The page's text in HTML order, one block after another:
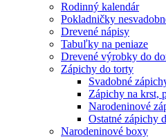
Rodinný kalendár
Pokladničky
Drevené nápisy
Tabuľky na peniaze
Drevené výrobky do
Zápichy do torty
Svadobné
Zápichy na krst,
Narodeninové
Ostatné zápichy
Narodeninové boxy